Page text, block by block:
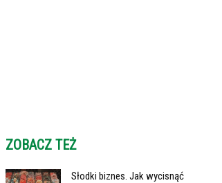
ZOBACZ TEŻ
Słodki biznes. Jak wycisnąć